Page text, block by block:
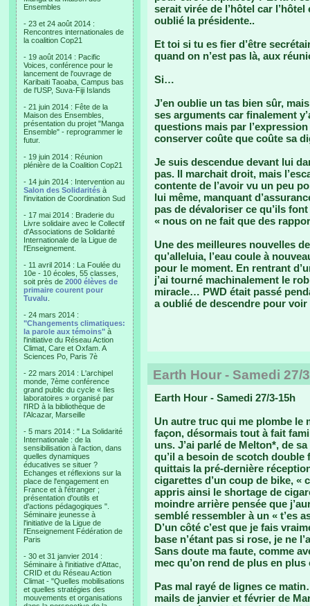
Ensembles
- 23 et 24 août 2014 :
Rencontres internationales de
la coalition Cop21
- 19 août 2014 : Pacific
Voices, conférence pour le
lancement de l'ouvrage de
Karibaiti Taoaba, Campus bas
de l'USP, Suva-Fiji Islands
- 21 juin 2014 : Fête de la
Maison des Ensembles,
présentation du projet "Manga
Ensemble" - reprogrammer le
futur.
- 19 juin 2014 : Réunion
plénière de la Coalition Cop21
- 14 juin 2014 : Intervention au
Salon des Solidarités à
l'invitation de Coordination Sud
- 17 mai 2014 : Braderie du
Livre solidaire avec le Collectif
d'Associations de Solidarité
Internationale de la Ligue de
l'Enseignement.
- 11 avril 2014 : La Foulée du
10e - 10 écoles, 55 classes,
soit près de 2000 élèves de
primaire courent pour
Tuvalu
- 24 mars 2014 :
"Changements climatiques:
la parole aux témoins" à
l'initiative du Réseau Action
Climat, Care et Oxfam. A
Sciences Po, Paris 7è
- 22 mars 2014 : L'archipel
monde, 7ème conférence
grand public du cycle « Iles
laboratoires » organisé par
l'IRD à la bibliothèque de
l’Alcazar, Marseille
- 5 mars 2014 : " La Solidarité
Internationale : de la
sensibilisation à l'action, dans
quelles dynamiques
éducatives se situer ?
Echanges et réflexions sur la
place de l'engagement en
France et à l'étranger ;
présentation d'outils et
d'actions pédagogiques ".
Séminaire jeunesse à
l'initiative de la Ligue de
l'Enseignement Fédération de
Paris
- 30 et 31 janvier 2014 :
Séminaire à l'initiative d'Attac,
CRID et du Réseau Action
Climat - "Quelles mobilisations
et quelles stratégies des
mouvements et organisations
serait virée de l’hôtel car
oublié la présidente..
Et toi si tu es fier d’être
quand on n’est pas là, aux
Si…
J’en oublie un tas bien sûr,
ses arguments car finalement
questions mais par
conserver coûte que coûte sa
Je suis descendue devant lui
pas. Il marchait droit, mais
contente de l’avoir vu un peu
lui même, manquant
pas de dévaloriser ce qu’ils
« nous on ne fait que des
Une des meilleures nouvelles
qu’alleluia, l’eau coule à
pour le moment. En rentrant
j’ai tourné machinalement le
miracle… PWD était passé
a oublié de descendre pour
Earth Hour - Samedi 27/
Earth Hour - Samedi 27/3-15h
Un autre truc qui me plombe le
façon, désormais tout à fait
uns. J’ai parlé de Melton*, de
qu’il a besoin de scotch double
quittais la pré-dernière
cigarettes d’un coup de bike, «
appris ainsi le shortage de
moindre arrière pensée que
semblé ressembler à un « t’es
D’un côté c’est que je fais
base n’étant pas si rose, je ne
Sans doute ma faute, comme
mec qu’on rend de plus en plus
Pas mal rayé de lignes ce
mails de janvier et février de